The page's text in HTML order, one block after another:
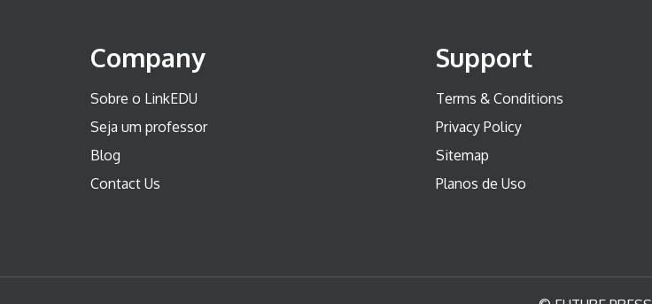
Company
Sobre o LinkEDU
Seja um professor
Blog
Contact Us
Support
Terms & Conditions
Privacy Policy
Sitemap
Planos de Uso